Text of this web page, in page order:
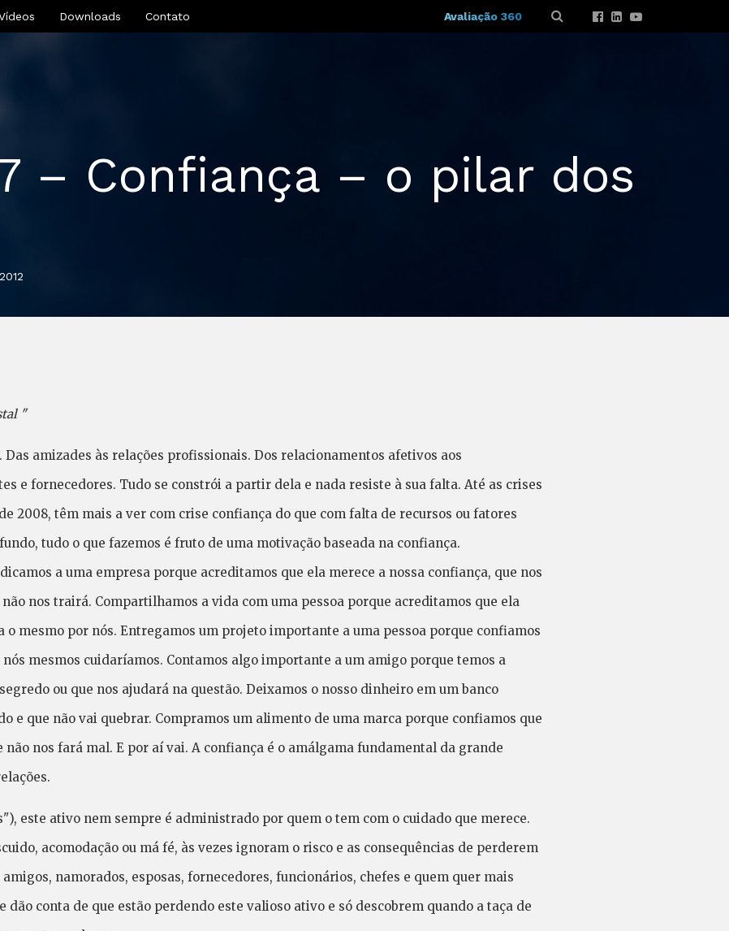
Avaliação 360
Downloads Contato
– Confiança – o pilar dos
"
Das amizades às relações profissionais. Dos relacionamentos afetivos aos
e fornecedores. Tudo se constrói a partir dela e nada resiste à sua falta. Até as crises
2008, têm mais a ver com crise confiança do que com falta de recursos ou fatores
tudo o que fazemos é fruto de uma motivação baseada na confiança.
a uma empresa porque acreditamos que ela merece a nossa confiança, que nos
nos trairá. Compartilhamos a vida com uma pessoa porque acreditamos que ela
o mesmo por nós. Entregamos um projeto importante a uma pessoa porque confiamos
mesmos cuidaríamos. Contamos algo importante a um amigo porque temos a
ou que nos ajudará na questão. Deixamos o nosso dinheiro em um banco
e que não vai quebrar. Compramos um alimento de uma marca porque confiamos que
nos fará mal. E por aí vai. A confiança é o amálgama fundamental da grande
este ativo nem sempre é administrado por quem o tem com o cuidado que merece.
acomodação ou má fé, às vezes ignoram o risco e as consequências de perderem
namorados, esposas, fornecedores, funcionários, chefes e quem quer mais
dão conta de que estão perdendo este valioso ativo e só descobrem quando a taça de